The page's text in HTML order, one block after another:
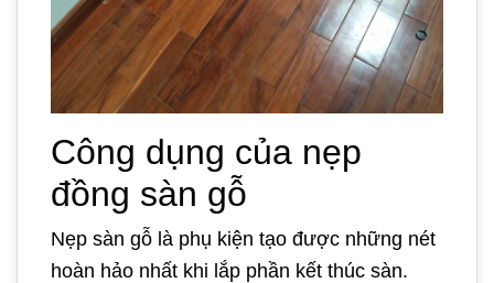
Công dụng của nẹp
đồng sàn gỗ
Nẹp sàn gỗ là phụ kiện tạo được những nét
hoàn hảo nhất khi lắp phần kết thúc sàn.